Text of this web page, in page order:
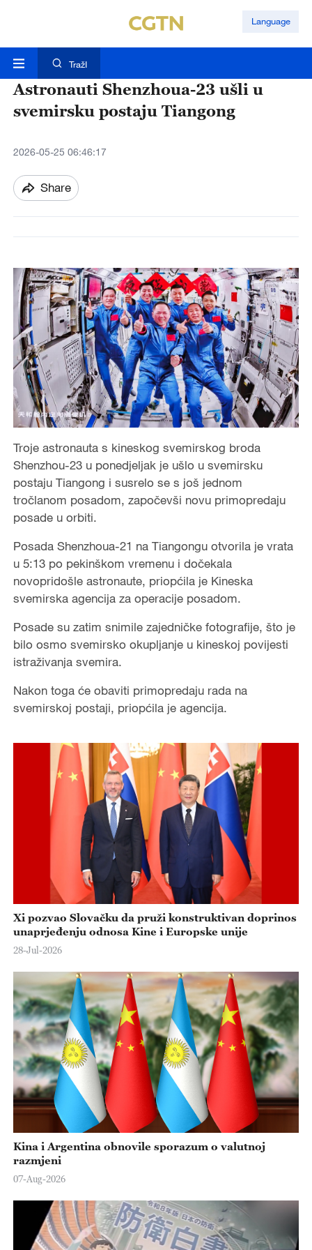
Language
TražI
Astronauti Shenzhoua-23 ušli u
svemirsku postaju Tiangong
2026-05-25 06:46:17
Share
Troje astronauta s kineskog svemirskog broda
Shenzhou-23 u ponedjeljak je ušlo u svemirsku
postaju Tiangong i susrelo se s još jednom
tročlanom posadom, započevši novu primopredaju
posade u orbiti.
Posada Shenzhoua-21 na Tiangongu otvorila je vrata
u 5:13 po pekinškom vremenu i dočekala
novopridošle astronaute, priopćila je Kineska
svemirska agencija za operacije posadom.
Posade su zatim snimile zajedničke fotografije, što je
bilo osmo svemirsko okupljanje u kineskoj povijesti
istraživanja svemira.
Nakon toga će obaviti primopredaju rada na
svemirskoj postaji, priopćila je agencija.
Xi pozvao Slovačku da pruži konstruktivan doprinos
unaprjeđenju odnosa Kine i Europske unije
28-Jul-2026
Kina i Argentina obnovile sporazum o valutnoj
razmjeni
07-Aug-2026